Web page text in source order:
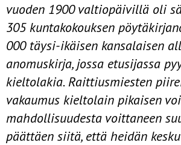
vuoden 1900 valtiopäivillä oli
305 kuntakokouksen
000 täysi-ikäisen kansalaisen
anomuskirja, jossa etusijassa
kieltolakia. Raittiusmiesten
vakaumus kieltolain pikaisen
mahdollisuudesta voittaneen
päättäen siitä, että heidän